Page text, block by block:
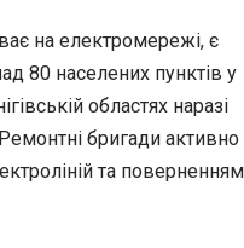
на електромережі, є
80 населених пунктів у
областях наразі
бригади активно
та поверненням